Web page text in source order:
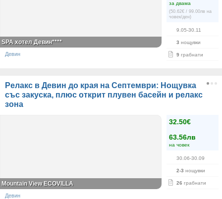
за двама
(50.62€ / 99.00лв на
човек/ден)
9.05-30.11
3 нощувки
9 грабнати
SPA хотел Девин****
Девин
Релакс в Девин до края на Септември: Нощувка
със закуска, плюс открит плувен басейн и релакс
зона
32.50€
63.56лв
на човек
30.06-30.09
2-3 нощувки
26 грабнати
Mountain View ECOVILLA
Девин